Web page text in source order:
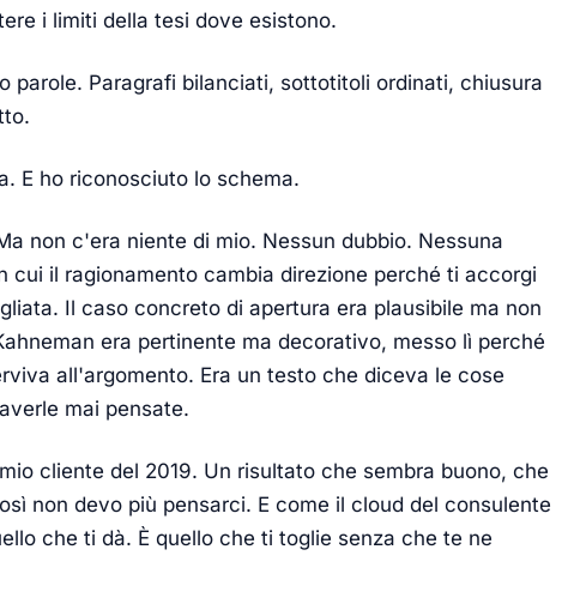
i limiti della tesi dove esistono.
parole. Paragrafi bilanciati, sottotitoli ordinati, chiusura
E ho riconosciuto lo schema.
non c'era niente di mio. Nessun dubbio. Nessuna
cui il ragionamento cambia direzione perché ti accorgi
Il caso concreto di apertura era plausibile ma non
era pertinente ma decorativo, messo lì perché
all'argomento. Era un testo che diceva le cose
mai pensate.
cliente del 2019. Un risultato che sembra buono, che
non devo più pensarci. E come il cloud del consulente
che ti dà. È quello che ti toglie senza che te ne